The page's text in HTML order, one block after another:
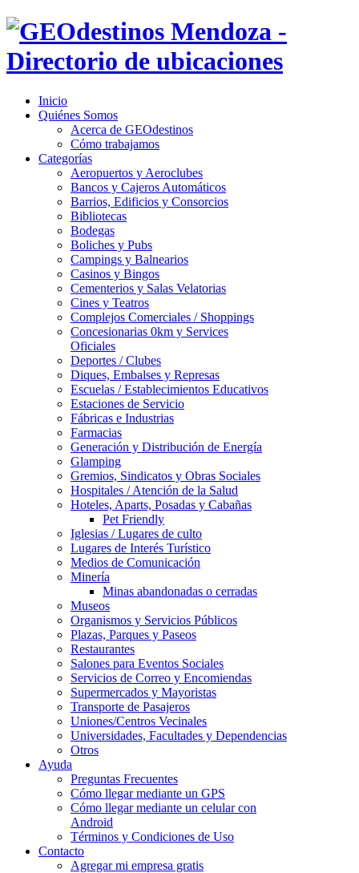
Inicio
Quiénes Somos
Acerca de GEOdestinos
Cómo trabajamos
Categorías
Aeropuertos y Aeroclubes
Bancos y Cajeros Automáticos
Barrios, Edificios y Consorcios
Bibliotecas
Bodegas
Boliches y Pubs
Campings y Balnearios
Casinos y Bingos
Cementerios y Salas Velatorias
Cines y Teatros
Complejos Comerciales / Shoppings
Concesionarias 0km y Services
Oficiales
Deportes / Clubes
Diques, Embalses y Represas
Escuelas / Establecimientos Educativos
Estaciones de Servicio
Fábricas e Industrias
Farmacias
Generación y Distribución de Energía
Glamping
Gremios, Sindicatos y Obras Sociales
Hospitales / Atención de la Salud
Hoteles, Aparts, Posadas y Cabañas
Pet Friendly
Iglesias / Lugares de culto
Lugares de Interés Turístico
Medios de Comunicación
Minería
Minas abandonadas o cerradas
Museos
Organismos y Servicios Públicos
Plazas, Parques y Paseos
Restaurantes
Salones para Eventos Sociales
Servicios de Correo y Encomiendas
Supermercados y Mayoristas
Transporte de Pasajeros
Uniones/Centros Vecinales
Universidades, Facultades y Dependencias
Otros
Ayuda
Preguntas Frecuentes
Cómo llegar mediante un GPS
Cómo llegar mediante un celular con
Android
Términos y Condiciones de Uso
Contacto
Agregar mi empresa gratis